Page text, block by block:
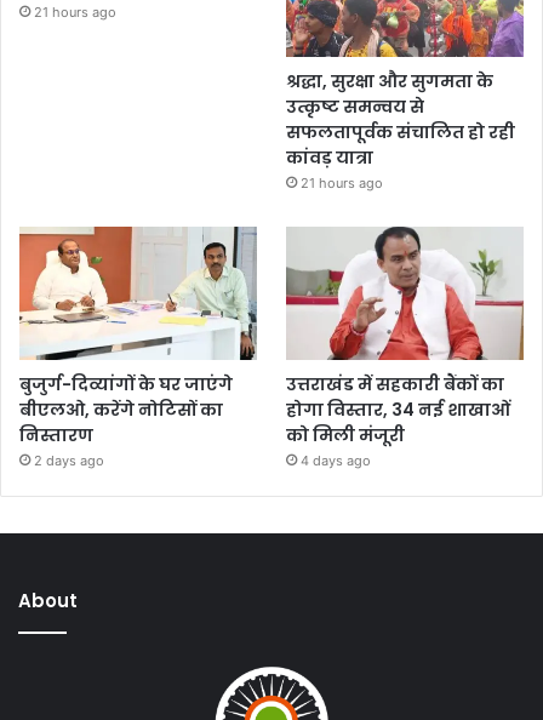
21 hours ago
श्रद्धा, सुरक्षा और सुगमता के
उत्कृष्ट समन्वय से
सफलतापूर्वक संचालित हो रही
कांवड़ यात्रा
21 hours ago
बुजुर्ग-दिव्यांगों के घर जाएंगे
बीएलओ, करेंगे नोटिसों का
निस्तारण
2 days ago
उत्तराखंड में सहकारी बैंकों का
होगा विस्तार, 34 नई शाखाओं
को मिली मंजूरी
4 days ago
About